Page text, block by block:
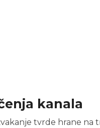
kanala
tvrde hrane na